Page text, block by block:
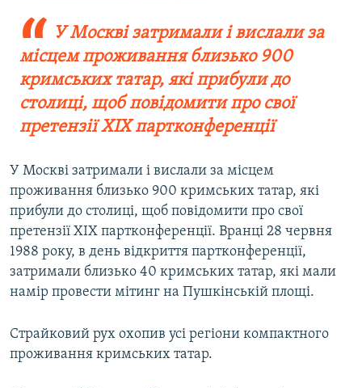
У Москві затримали і вислали за
місцем проживання близько 900
кримських татар, які прибули до
столиці, щоб повідомити про свої
претензії XIX партконференції
У Москві затримали і вислали за місцем
проживання близько 900 кримських татар, які
прибули до столиці, щоб повідомити про свої
претензії XIX партконференції. Вранці 28 червня
1988 року, в день відкриття партконференції,
затримали близько 40 кримських татар, які мали
намір провести мітинг на Пушкінській площі.
Страйковий рух охопив усі регіони компактного
проживання кримських татар.